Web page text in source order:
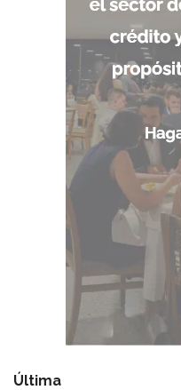
Última